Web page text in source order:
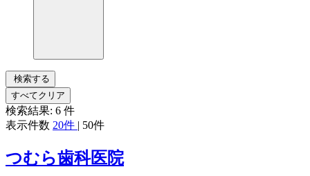
検索する
すべてクリア
検索結果: 6 件
表示件数 20件 | 50件
つむら歯科医院